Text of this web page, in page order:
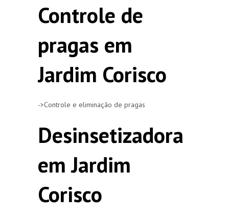
Controle de
pragas em
Jardim Corisco
->Controle e eliminação de pragas
Desinsetizadora
em Jardim
Corisco